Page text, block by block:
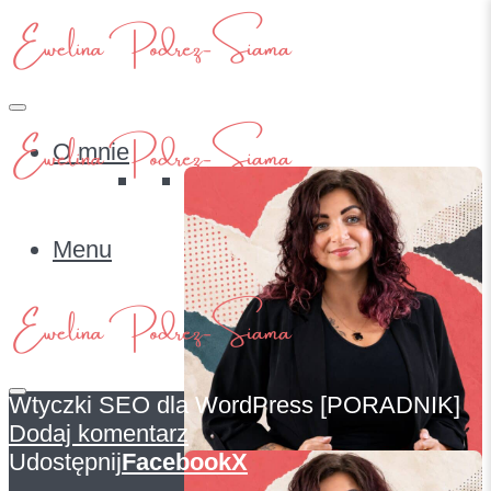
O mnie
Menu
O mnie
Wtyczki SEO dla WordPress [PORADNIK]
Dodaj komentarz
UdostępnijFacebookX